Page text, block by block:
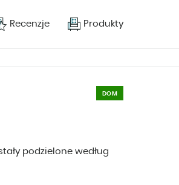
Recenzje Produkty
DOM
podzielone według